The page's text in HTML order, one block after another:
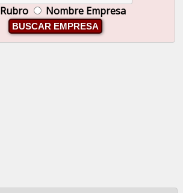
Rubro Nombre Empresa
BUSCAR EMPRESA